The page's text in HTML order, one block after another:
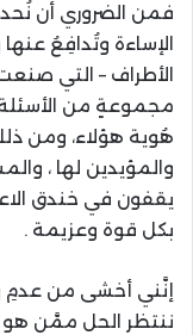
فمن الضروري أن
الإساءة وتُدافِعُ
الأطراف – التي
مجموعةٍ من
هُوية هؤلاء، ومن
والمؤيدين لها ،
يقفون في خندق
بكل قوة وعزيمة .
إنَّني أخشى من عدمِ
ننتظر الحل ممَّن